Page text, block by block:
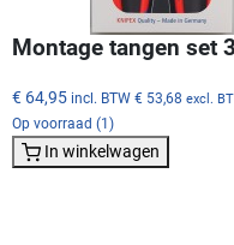
Montage tangen set
€ 64,95 incl. BTW € 53,68 excl.
Op voorraad (1)
In winkelwagen